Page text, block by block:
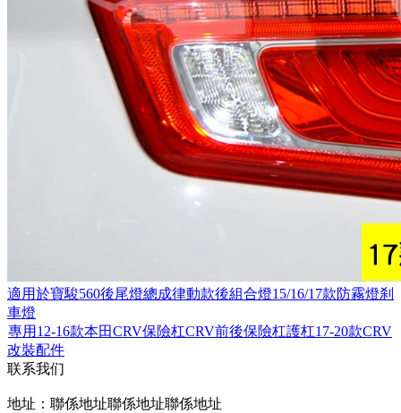
適用於寶駿560後尾燈總成律動款後組合燈15/16/17款防霧燈刹
車燈
專用12-16款本田CRV保險杠CRV前後保險杠護杠17-20款CRV
改裝配件
联系我们
地址：聯係地址聯係地址聯係地址